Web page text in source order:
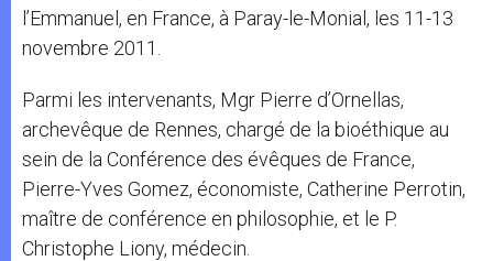
l’Emmanuel, en France, à Paray-le-Monial, les 11-13
novembre 2011.
Parmi les intervenants, Mgr Pierre d’Ornellas,
archevêque de Rennes, chargé de la bioéthique au
sein de la Conférence des évêques de France,
Pierre-Yves Gomez, économiste, Catherine Perrotin,
maître de conférence en philosophie, et le P.
Christophe Liony, médecin.